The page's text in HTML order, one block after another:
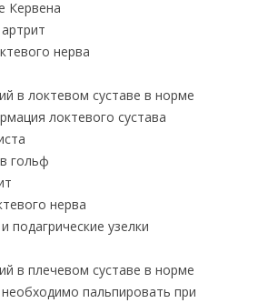
Кервена
нерва
в локтевом суставе в норме
локтевого сустава
гольф
нерва
подагрические узелки
в плечевом суставе в норме
пальпировать при